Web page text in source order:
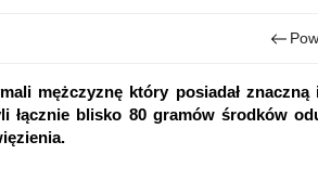
mężczyznę który posiadał znaczną
łącznie blisko 80 gramów środków